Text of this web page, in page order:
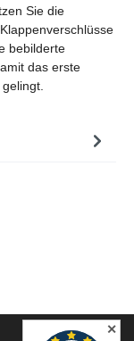
Sie die
bebilderte
das erste
✕